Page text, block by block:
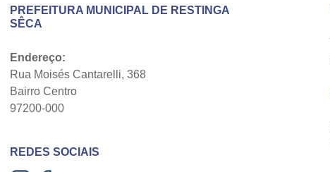
PREFEITURA MUNICIPAL DE RESTINGA
SÊCA
Endereço:
Rua Moisés Cantarelli, 368
Bairro Centro
97200-000
REDES SOCIAIS